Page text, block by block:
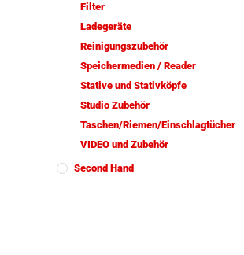
Filter
Ladegeräte
Reinigungszubehör
Speichermedien / Reader
Stative und Stativköpfe
Studio Zubehör
Taschen/Riemen/Einschlagtücher
VIDEO und Zubehör
Second Hand